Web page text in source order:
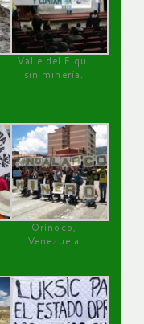
Valle del Elqui
sin minería.
Orinoco,
Venezuela